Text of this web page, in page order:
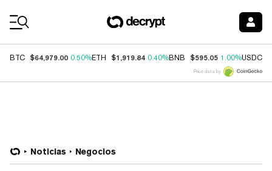
BTC $64,979.00 0.50%ETH $1,919.84 0.40%BNB $595.05 1.00%USDC
Price data by
Noticias Negocios